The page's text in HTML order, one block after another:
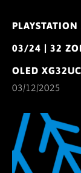
03/24 | 32
OLED
03/12/2025